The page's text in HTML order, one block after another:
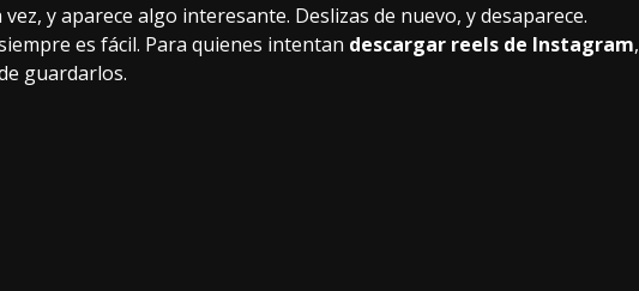
y aparece algo interesante. Deslizas de nuevo, y desaparece.
es fácil. Para quienes intentan descargar reels de Instagram,
guardarlos.